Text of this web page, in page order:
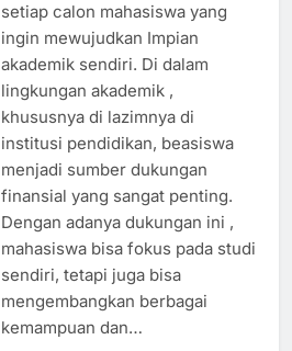
setiap calon mahasiswa yang
ingin mewujudkan Impian
akademik sendiri. Di dalam
lingkungan akademik ,
khususnya di lazimnya di
institusi pendidikan, beasiswa
menjadi sumber dukungan
finansial yang sangat penting.
Dengan adanya dukungan ini ,
mahasiswa bisa fokus pada studi
sendiri, tetapi juga bisa
mengembangkan berbagai
kemampuan dan…